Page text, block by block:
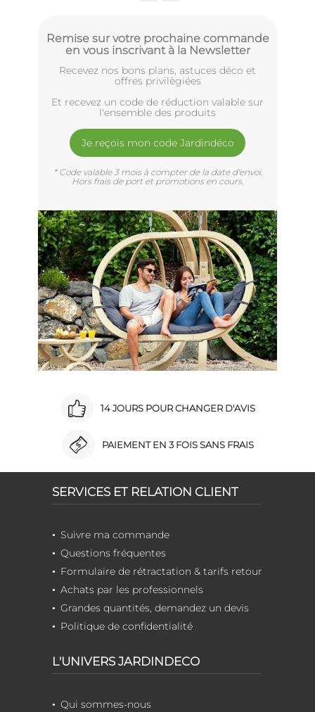
Remise sur votre prochaine commande
en vous inscrivant à la Newsletter
Recevez nos bons plans, astuces déco et
offres privilègiées
Et recevez un code de réduction valable sur
l'ensemble des produits
Je reçois mon code Jardindéco
* Code valable 3 mois à compter de la date d'envoi.
Hors frais de port et promotions en cours.
14 JOURS POUR CHANGER D'AVIS
PAIEMENT EN 3 FOIS SANS FRAIS
SERVICES ET RELATION CLIENT
Suivre ma commande
Questions fréquentes
Formulaire de rétractation & tarifs retour
Achats par les professionnels
Grandes quantités, demandez un devis
Politique de confidentialité
L'UNIVERS JARDINDECO
Qui sommes-nous